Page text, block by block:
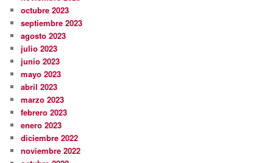
octubre 2023
septiembre 2023
agosto 2023
julio 2023
junio 2023
mayo 2023
abril 2023
marzo 2023
febrero 2023
enero 2023
diciembre 2022
noviembre 2022